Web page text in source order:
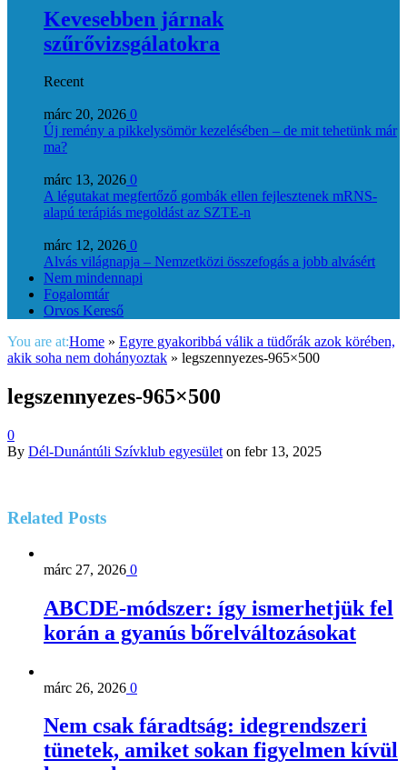
Kevesebben járnak
szűrővizsgálatokra
Recent
márc 20, 2026 0
Új remény a pikkelysömör kezelésében – de mit tehetünk már
ma?
márc 13, 2026 0
A légutakat megfertőző gombák ellen fejlesztenek mRNS-
alapú terápiás megoldást az SZTE-n
márc 12, 2026 0
Alvás világnapja – Nemzetközi összefogás a jobb alvásért
Nem mindennapi
Fogalomtár
Orvos Kereső
You are at:Home » Egyre gyakoribbá válik a tüdőrák azok körében,
akik soha nem dohányoztak » legszennyezes-965×500
legszennyezes-965×500
0
By Dél-Dunántúli Szívklub egyesület on febr 13, 2025
Related Posts
márc 27, 2026 0
ABCDE‑módszer: így ismerhetjük fel
korán a gyanús bőrelváltozásokat
márc 26, 2026 0
Nem csak fáradtság: idegrendszeri
tünetek, amiket sokan figyelmen kívül